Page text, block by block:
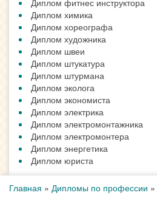
Диплом фитнес инструктора
Диплом химика
Диплом хореографа
Диплом художника
Диплом швеи
Диплом штукатура
Диплом штурмана
Диплом эколога
Диплом экономиста
Диплом электрика
Диплом электромонтажника
Диплом электромонтера
Диплом энергетика
Диплом юриста
Главная » Дипломы по профессии »